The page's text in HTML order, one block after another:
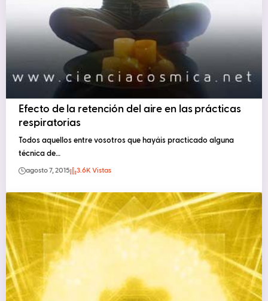
Efecto de la retención del aire en las prácticas
respiratorias
Todos aquellos entre vosotros que hayáis practicado alguna
técnica de…
agosto 7, 2015 3.6K Vistas